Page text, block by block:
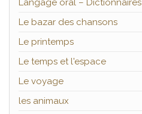
Langage oral – Dictionnaires
Le bazar des chansons
Le printemps
Le temps et l'espace
Le voyage
les animaux